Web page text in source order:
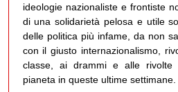
ideologie nazionaliste e frontiste
di una solidarietà pelosa e utile
delle politica più infame, da non
con il giusto internazionalismo,
classe, ai drammi e alle rivolte
pianeta in queste ultime settimane.